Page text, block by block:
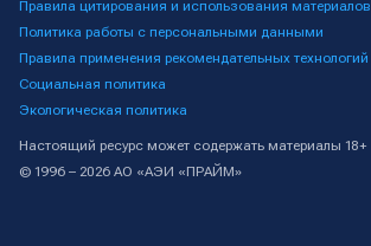
Правила цитирования и использования материалов
Политика работы с персональными данными
Правила применения рекомендательных технологий
Социальная политика
Экологическая политика
Настоящий ресурс может содержать материалы 18+
© 1996 – 2026 АО «АЭИ «ПРАЙМ»